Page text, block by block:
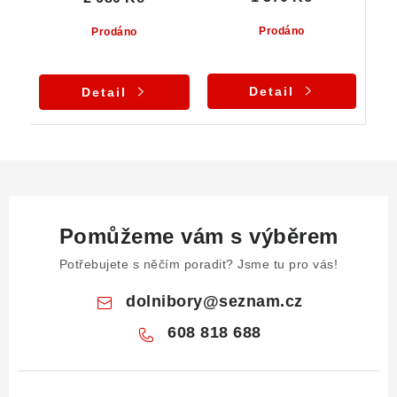
Prodáno
Detail
Prodáno
Detail
Pomůžeme vám s výběrem
Potřebujete s něčím poradit? Jsme tu pro vás!
dolnibory@seznam.cz
608 818 688